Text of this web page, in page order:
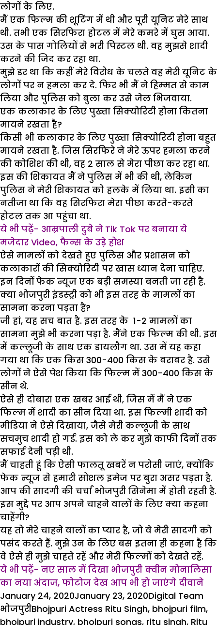
लोगों के लिए.
मैं एक फिल्म की शूटिंग में थी और पूरी यूनिट मेरे साथ
थी. तभी एक सिरफिरा होटल में मेरे कमरे में घुस आया.
उस के पास गोलियों से भरी पिस्टल थी. वह मुझसे शादी
करने की जिद कर रहा था.
मुझे डर था कि कहीं मेरे विरोध के चलते वह मेरी यूनिट के
लोगों पर न हमला कर दे. फिर भी मैं ने हिम्मत से काम
लिया और पुलिस को बुला कर उसे जेल भिजवाया.
एक कलाकार के लिए पुख्ता सिक्योरिटी होना कितना
मायने रखता है?
किसी भी कलाकार के लिए पुख्ता सिक्योरिटी होना बहुत
मायने रखता है. जिस सिरफिरे ने मेरे ऊपर हमला करने
की कोशिश की थी, वह 2 साल से मेरा पीछा कर रहा था.
इस की शिकायत मैं ने पुलिस में भी की थी, लेकिन
पुलिस ने मेरी शिकायत को हलके में लिया था. इसी का
नतीजा था कि वह सिरफिरा मेरा पीछा करते-करते
होटल तक आ पहुंचा था.
ये भी पढ़ें- आम्रपाली दुबे ने Tik Tok पर बनाया ये
मजेदार Video, फैन्स के उड़े होश
ऐसे मामलों को देखते हुए पुलिस और प्रशासन को
कलाकारों की सिक्योरिटी पर खास ध्यान देना चाहिए.
इन दिनों फेक न्यूज एक बड़ी समस्या बनती जा रही है.
क्या भोजपुरी इंडस्ट्री को भी इस तरह के मामलों का
सामना करना पड़ता है?
जी हां, यह सच बात है. इस तरह के 1-2 मामलों का
सामना मुझे भी करना पड़ा है. मैंने एक फिल्म की थी. इस
में कल्लूजी के साथ एक डायलौग था. उस में यह कहा
गया था कि एक किस 300-400 किस के बराबर है. उसे
लोगों ने ऐसे पेश किया कि फिल्म में 300-400 किस के
सीन थे.
ऐसे ही दोबारा एक खबर आई थी, जिस में मैं ने एक
फिल्म में शादी का सीन दिया था. इस फिल्मी शादी को
मीडिया ने ऐसे दिखाया, जैसे मेरी कल्लूजी के साथ
सचमुच शादी हो गई. इस को ले कर मुझे काफी दिनों तक
सफाई देनी पड़ी थी.
मैं चाहती हूं कि ऐसी फालतू खबरें न परोसी जाएं, क्योंकि
फेक न्यूज से हमारी सोशल इमेज पर बुरा असर पड़ता है.
आप की सादगी की चर्चा भोजपुरी सिनेमा में होती रहती है.
इस मुद्दे पर आप अपने चाहने वालों के लिए क्या कहना
चाहेंगी?
यह तो मेरे चाहने वालों का प्यार है, जो वे मेरी सादगी को
पसंद करते हैं. मुझे उन के लिए बस इतना ही कहना है कि
वे ऐसे ही मुझे चाहते रहें और मेरी फिल्मों को देखते रहें.
ये भी पढ़ें- नए साल में दिखा भोजपुरी क्वीन मोनालिसा
का नया अंदाज, फोटोज देख आप भी हो जाएंगे दीवाने
Posted
on
January 24, 2020January 23, 2020Author
Digital Team
भोजपुरीTags
Bhojpuri Actress Ritu Singh, bhojpuri film,
bhojpuri industry, bhojpuri songs, ritu singh, Ritu